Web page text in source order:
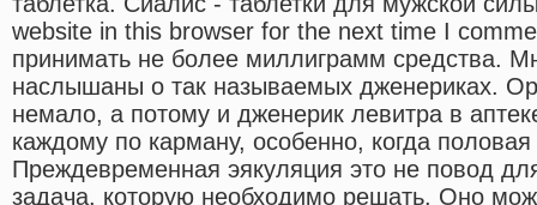
website in this browser for the next time I
принимать не более миллиграмм средства.
наслышаны о так называемых дженериках.
немало, а потому и дженерик левитра в
каждому по карману, особенно, когда
Преждевременная эякуляция это не повод
задача, которую необходимо решать. Оно